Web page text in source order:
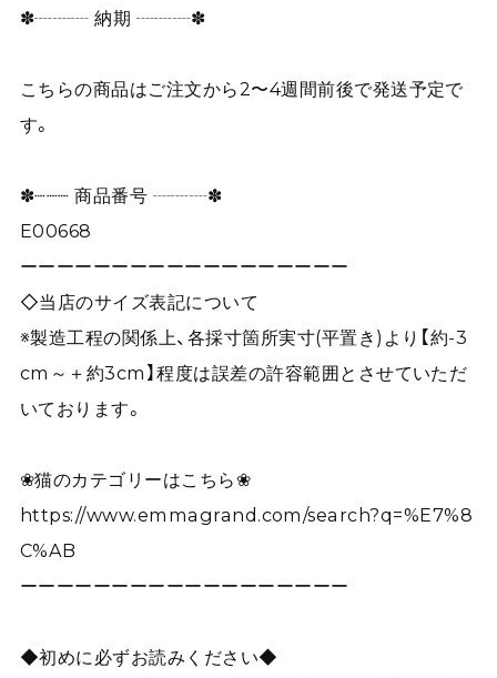
✽┈┈┈ 納期 ┈┈┈✽
こちらの商品はご注文から2〜4週間前後で発送予定で
す。
✽┈┈┈ 商品番号 ┈┈┈✽
E00668
ーーーーーーーーーーーーーーーーーー
◇当店のサイズ表記について
※製造工程の関係上、各採寸箇所実寸(平置き)より【約-3
cm～＋約3cm】程度は誤差の許容範囲とさせていただ
いております。
❀猫のカテゴリーはこちら❀
https://www.emmagrand.com/search?q=%E7%8
C%AB
ーーーーーーーーーーーーーーーーーー
◆初めに必ずお読みください◆